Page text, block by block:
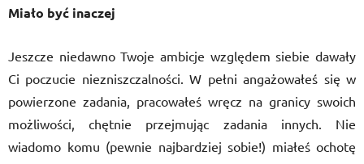
Miało być inaczej
Jeszcze niedawno Twoje ambicje względem siebie dawały
Ci poczucie niezniszczalności. W pełni angażowałeś się w
powierzone zadania, pracowałeś wręcz na granicy swoich
możliwości, chętnie przejmując zadania innych. Nie
wiadomo komu (pewnie najbardziej sobie!) miałeś ochotę